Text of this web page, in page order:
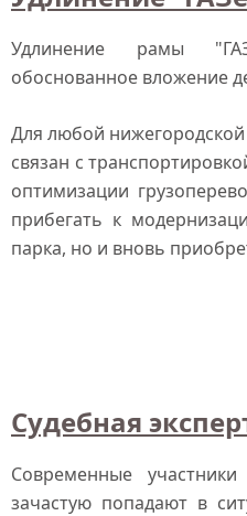
Удлинение рамы
обоснованное вложение
Для любой
связан с
оптимизации
прибегать к
парка, но и вновь
Судебная
Современные
зачастую попадают в